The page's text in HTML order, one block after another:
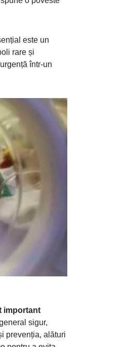
este un
rare și
într-un
important
sigur,
prevenția, alături